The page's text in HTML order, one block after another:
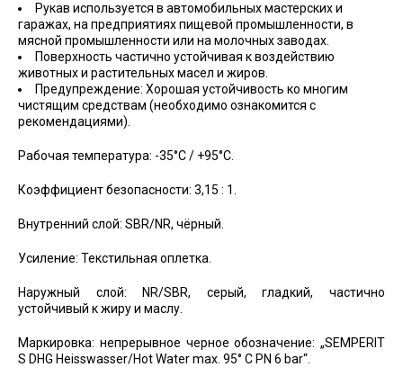
Рукав используется в автомобильных мастерских и
гаражах, на предприятиях пищевой промышленности, в
мясной промышленности или на молочных заводах.
Поверхность частично устойчивая к воздействию
животных и растительных масел и жиров.
Предупреждение: Хорошая устойчивость ко многим
чистящим средствам (необходимо ознакомится с
рекомендациями).
Рабочая температура: -35°С / +95°С.
Коэффициент безопасности: 3,15 : 1.
Внутренний слой: SBR/NR, чёрный.
Усиление: Текстильная оплетка.
Наружный слой: NR/SBR, серый, гладкий, частично
устойчивый к жиру и маслу.
Маркировка: непрерывное черное обозначение: „SEMPERIT
S DHG Heisswasser/Hot Water max. 95° C PN 6 bar“.